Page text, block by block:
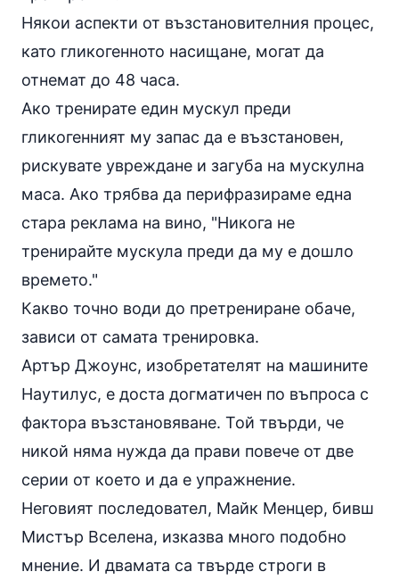
Някои аспекти от възстановителния процес,
като гликогенното насищане, могат да
отнемат до 48 часа.
Ако тренирате един мускул преди
гликогенният му запас да е възстановен,
рискувате увреждане и загуба на мускулна
маса. Ако трябва да перифразираме една
стара реклама на вино, "Никога не
тренирайте мускула преди да му е дошло
времето."
Какво точно води до претрениране обаче,
зависи от самата тренировка.
Артър Джоунс, изобретателят на машините
Наутилус, е доста догматичен по въпроса с
фактора възстановяване. Той твърди, че
никой няма нужда да прави повече от две
серии от което и да е упражнение.
Неговият последовател, Майк Менцер, бивш
Мистър Вселена, изказва много подобно
мнение. И двамата са твърде строги в